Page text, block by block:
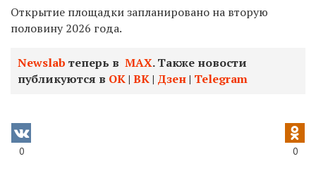
Открытие площадки запланировано на вторую
половину 2026 года.
Newslab теперь в МАХ. Также новости
публикуются в ОК| ВК| Дзен| Telegram
0 0